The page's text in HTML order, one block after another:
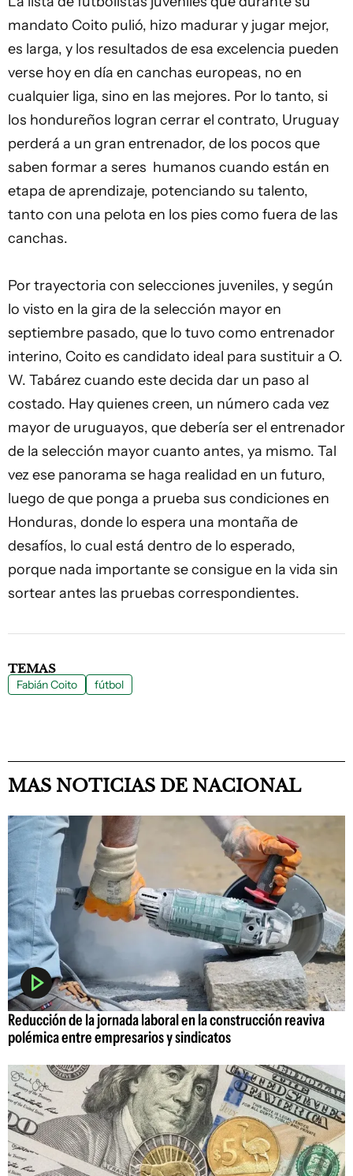
mandato Coito pulió, hizo madurar y jugar mejor,
es larga, y los resultados de esa excelencia pueden
verse hoy en día en canchas europeas, no en
cualquier liga, sino en las mejores. Por lo tanto, si
los hondureños logran cerrar el contrato, Uruguay
perderá a un gran entrenador, de los pocos que
saben formar a seres humanos cuando están en
etapa de aprendizaje, potenciando su talento,
tanto con una pelota en los pies como fuera de las
canchas.
Por trayectoria con selecciones juveniles, y según
lo visto en la gira de la selección mayor en
septiembre pasado, que lo tuvo como entrenador
interino, Coito es candidato ideal para sustituir a O.
W. Tabárez cuando este decida dar un paso al
costado. Hay quienes creen, un número cada vez
mayor de uruguayos, que debería ser el entrenador
de la selección mayor cuanto antes, ya mismo. Tal
vez ese panorama se haga realidad en un futuro,
luego de que ponga a prueba sus condiciones en
Honduras, donde lo espera una montaña de
desafíos, lo cual está dentro de lo esperado,
porque nada importante se consigue en la vida sin
sortear antes las pruebas correspondientes.
TEMAS
Fabián Coito fútbol
MAS NOTICIAS DE NACIONAL
Reducción de la jornada laboral en la construcción reaviva
polémica entre empresarios y sindicatos